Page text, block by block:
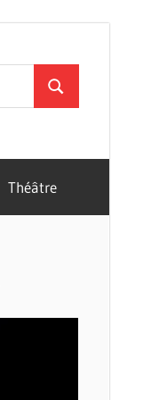
Search
Théâtre